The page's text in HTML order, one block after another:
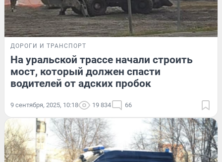
ДОРОГИ И ТРАНСПОРТ
На уральской трассе начали строить
мост, который должен спасти
водителей от адских пробок
9 сентября, 2025, 10:18 19 834 66